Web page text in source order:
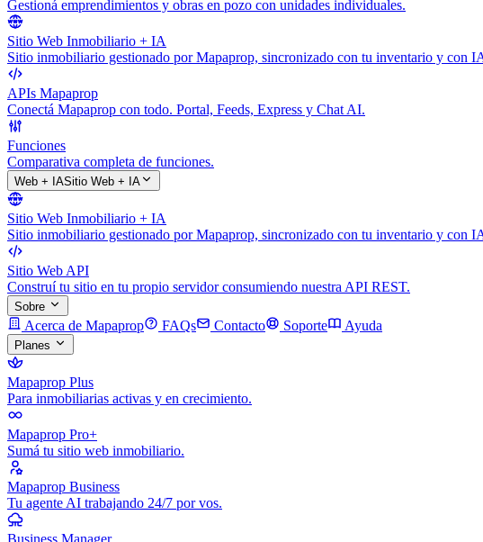
Gestioná emprendimientos y obras en pozo con unidades individuales.
Sitio Web Inmobiliario + IA
Sitio inmobiliario gestionado por Mapaprop, sincronizado con tu inventario y con
APIs Mapaprop
Conectá Mapaprop con todo. Portal, Feeds, Express y Chat AI.
Funciones
Comparativa completa de funciones.
Web + IASitio Web + IA
Sitio Web Inmobiliario + IA
Sitio inmobiliario gestionado por Mapaprop, sincronizado con tu inventario y con
Sitio Web API
Construí tu sitio en tu propio servidor consumiendo nuestra API REST.
Sobre
Acerca de Mapaprop FAQs Contacto Soporte Ayuda
Planes
Mapaprop Plus
Para inmobiliarias activas y en crecimiento.
Mapaprop Pro+
Sumá tu sitio web inmobiliario.
Mapaprop Business
Tu agente AI trabajando 24/7 por vos.
Business Manager